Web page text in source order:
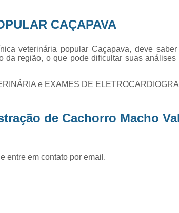
Exames
CAÇAPAVA
veterinária popular Caçapava, deve
da região, o que pode dificultar suas análises
e EXAMES DE
de Cachorro Macho
e entre em contato por email.